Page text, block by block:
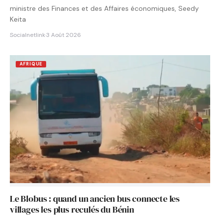
ministre des Finances et des Affaires économiques, Seedy
Keita
Socialnetlink·3 Août 2026
AFRIQUE
Le Blobus : quand un ancien bus connecte les
villages les plus reculés du Bénin